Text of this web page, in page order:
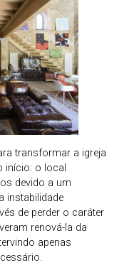
transformar a igreja
início: o local
devido a um
instabilidade
de perder o caráter
renová-la da
apenas